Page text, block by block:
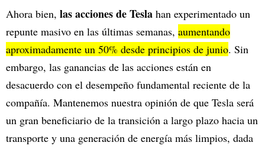
Ahora bien, las acciones deTesla han experimentado un
repunte masivo en las últimas semanas, aumentando
aproximadamente un 50% desde principios de junio. Sin
embargo, las ganancias de las acciones están en
desacuerdo con el desempeño fundamental reciente de la
compañía. Mantenemos nuestra opinión de que Tesla será
un gran beneficiario de la transición a largo plazo hacia un
transporte y una generación de energía más limpios, dada